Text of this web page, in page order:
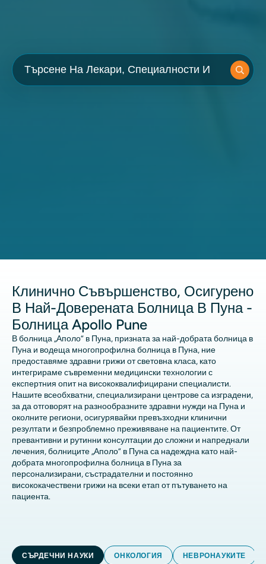
Клинично Съвършенство, Осигурено
В Най-Доверената Болница В Пуна -
Болница Apollo Pune
В болница „Аполо“ в Пуна, призната за най-добрата болница в
Пуна и водеща многопрофилна болница в Пуна, ние
предоставяме здравни грижи от световна класа, като
интегрираме съвременни медицински технологии с
експертния опит на висококвалифицирани специалисти.
Нашите всеобхватни, специализирани центрове са изградени,
за да отговорят на разнообразните здравни нужди на Пуна и
околните региони, осигурявайки превъзходни клинични
резултати и безпроблемно преживяване на пациентите. От
превантивни и рутинни консултации до сложни и напреднали
лечения, болниците „Аполо“ в Пуна са надеждна като най-
добрата многопрофилна болница в Пуна за
персонализирани, състрадателни и постоянно
висококачествени грижи на всеки етап от пътуването на
пациента.
СЪРДЕЧНИ НАУКИ ОНКОЛОГИЯ НЕВРОНАУКИТЕ